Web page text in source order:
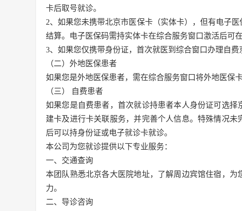
卡后取号就诊。
2、如果您未携带北京市医保卡（实体卡），但有电子
结算。电子医保码需持实体卡在综合服务窗口激活后可
3、如果您仅携带身份证，首次就医到综合窗口办理自费
（二）外地医保患者
如果您是外地医保患者，需在综合服务窗口将外地医保
（三） 自费患者
如果您是自费患者，首次就诊持患者本人身份证可选
建卡及进行卡关联服务，并完善个人信息。特殊情况
后可以持身份证或电子就诊卡就诊。
本公司为您就诊提供以下专业服务：
一、交通查询
本团队熟悉北京各大医院地址，了解周边宾馆住宿，
力。
二、导诊咨询